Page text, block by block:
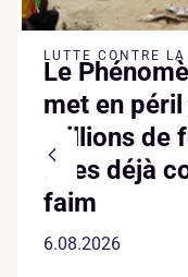
LUTTE CONTRE
Le
met en
millions de
filles déjà
faim
6.08.2026